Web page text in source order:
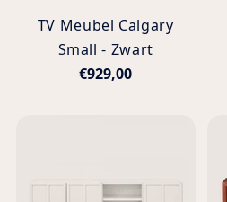
TV Meubel Calgary
Small - Zwart
€929,00